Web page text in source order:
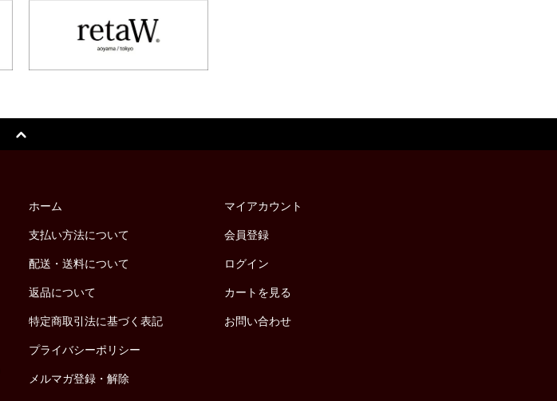
ホーム
支払い方法について
配送・送料について
返品について
特定商取引法に基づく表記
プライバシーポリシー
メルマガ登録・解除
マイアカウント
会員登録
ログイン
カートを見る
お問い合わせ